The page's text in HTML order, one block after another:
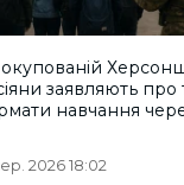
заявляють про
навчання
2026 18:02